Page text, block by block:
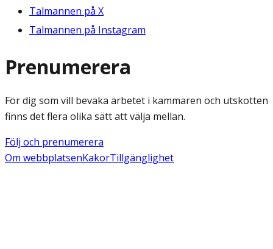
Talmannen på X
Talmannen på Instagram
Prenumerera
För dig som vill bevaka arbetet i kammaren och utskotten
finns det flera olika sätt att välja mellan.
Följ och prenumerera
Om webbplatsenKakorTillgänglighet